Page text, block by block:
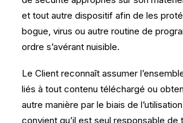
et tout autre dispositif afin de les
bogue, virus ou autre routine de
ordre s’avérant nuisible.
Le Client reconnaît assumer
liés à tout contenu téléchargé ou
autre manière par le biais de
convient qu’il est seul responsable de